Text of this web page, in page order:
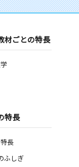
材ごとの特長
特長
長
ふしぎ